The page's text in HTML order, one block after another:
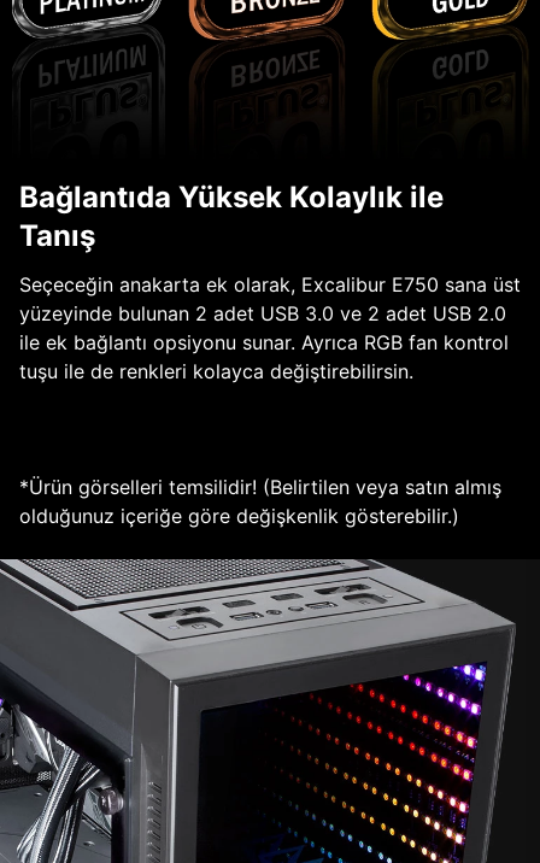
Bağlantıda Yüksek Kolaylık ile
Tanış
Seçeceğin anakarta ek olarak, Excalibur E750 sana üst
yüzeyinde bulunan 2 adet USB 3.0 ve 2 adet USB 2.0
ile ek bağlantı opsiyonu sunar. Ayrıca RGB fan kontrol
tuşu ile de renkleri kolayca değiştirebilirsin.
*Ürün görselleri temsilidir! (Belirtilen veya satın almış
olduğunuz içeriğe göre değişkenlik gösterebilir.)